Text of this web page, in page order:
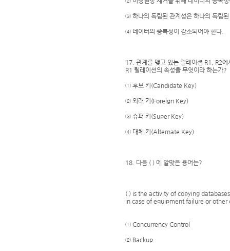
③ 하나의 독립된 관계성은 하나의 독립
④ 데이터의 중복성이 감소되어야 한다.
17. 관계를 맺고 있는 릴레이션 R1, R2
R1 릴레이션의 속성을 무엇이라 하는가?
① 후보 키(Candidate Key)
② 외래 키(Foreign Key)
③ 슈퍼 키(Super Key)
④ 대체 키(Alternate Key)
18. 다음 ( ) 에 알맞은 용어는?
( ) is the activity of copying
in case of equipment failure or other
① Concurrency Control
② Backup